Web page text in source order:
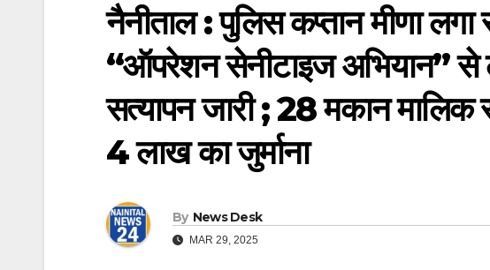
नैनीताल : पुलिस कप्तान मीणा
“ऑपरेशन सेनीटाइज अभियान” से
सत्यापन जारी ; 28 मकान मालिक
4 लाख का जुर्माना
By News Desk
MAR 29, 2025